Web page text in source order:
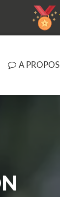
A PROPOS